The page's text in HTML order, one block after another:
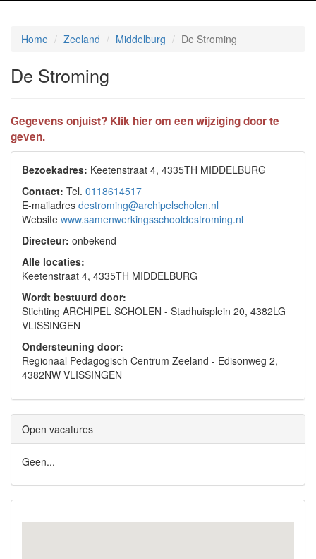
Home Zeeland Middelburg De Stroming
De Stroming
Gegevens onjuist? Klik hier om een wijziging door te
geven.
Bezoekadres: Keetenstraat 4, 4335TH MIDDELBURG
Contact: Tel. 0118614517
E-mailadres destroming@archipelscholen.nl
Website www.samenwerkingsschooldestroming.nl
Directeur: onbekend
Alle locaties:
Keetenstraat 4, 4335TH MIDDELBURG
Wordt bestuurd door:
Stichting ARCHIPEL SCHOLEN - Stadhuisplein 20, 4382LG
VLISSINGEN
Ondersteuning door:
Regionaal Pedagogisch Centrum Zeeland - Edisonweg 2,
4382NW VLISSINGEN
Open vacatures
Geen...